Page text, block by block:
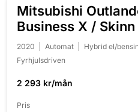
Mitsubishi
Business X /
2020 Automat Hybrid el/
Fyrhjulsdriven
2 293 kr/mån
Pris